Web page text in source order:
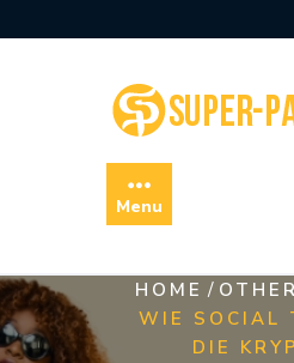
to
Menu
HOME / OTHER
WIE SOCIAL
DIE